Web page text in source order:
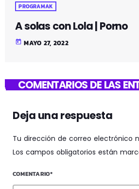
PROGRAMAK
A solas con Lola | Porno
today MAYO 27, 2022
COMENTARIOS DE LAS
Deja una respuesta
Tu dirección de correo electrónico
Los campos obligatorios están
COMENTARIO*